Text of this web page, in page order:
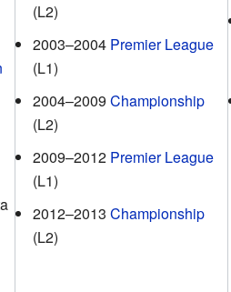
(L2)
2003–2004 Premier League
(L1)
2004–2009 Championship
(L2)
2009–2012 Premier League
(L1)
2012–2013 Championship
(L2)